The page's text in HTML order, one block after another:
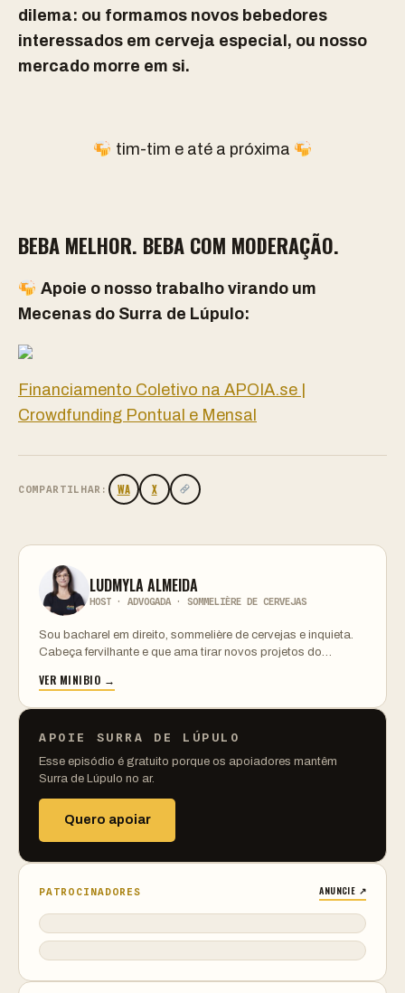
dilema: ou formamos novos bebedores
interessados em cerveja especial, ou nosso
mercado morre em si.
tim-tim e até a próxima
BEBA MELHOR. BEBA COM MODERAÇÃO.
Apoie o nosso trabalho virando um
Mecenas do Surra de Lúpulo:
Financiamento Coletivo na APOIA.se |
Crowdfunding Pontual e Mensal
COMPARTILHAR: WA X
LUDMYLA ALMEIDA
HOST · ADVOGADA · SOMMELIÈRE DE CERVEJAS
Sou bacharel em direito, sommelière de cervejas e inquieta.
Cabeça fervilhante e que ama tirar novos projetos do…
VER MINIBIO →
APOIE SURRA DE LÚPULO
Esse episódio é gratuito porque os apoiadores mantêm
Surra de Lúpulo no ar.
Quero apoiar
PATROCINADORES ANUNCIE ↗